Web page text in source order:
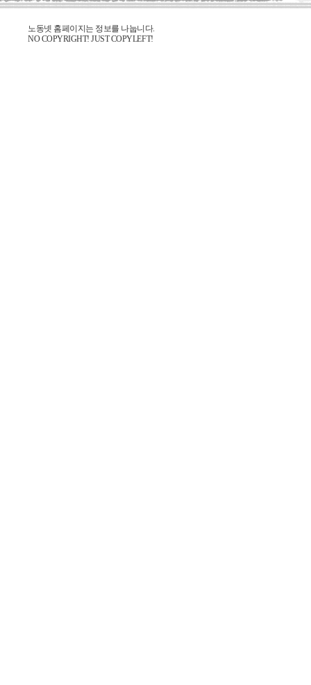
노동넷 홈페이지는 정보를 나눕니다.
NO COPYRIGHT! JUST COPYLEFT!